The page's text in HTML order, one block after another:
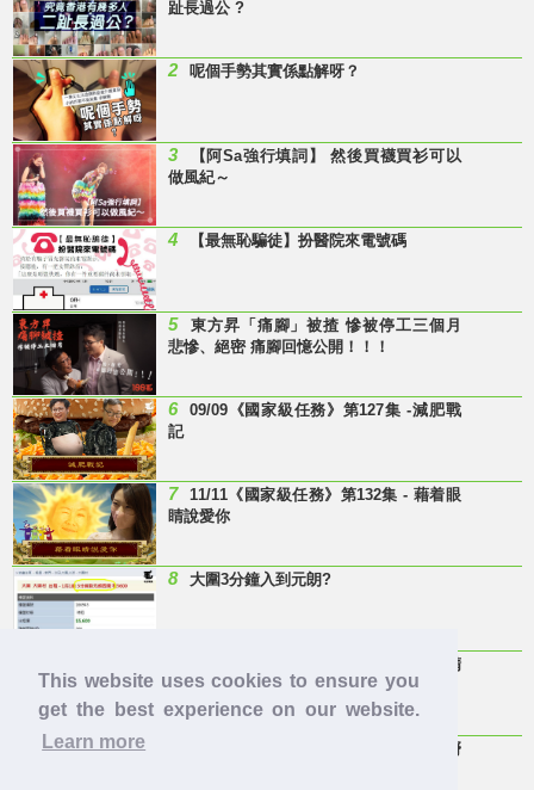
This website uses cookies to ensure you
get the best experience on our website.
Learn more
趾長過公 ?
2 呢個手勢其實係點解呀？
3
【阿Sa強行填詞】 然後買襪買衫可以
做風紀～
4 【最無恥騙徒】扮醫院來電號碼
5
東方昇「痛腳」被揸 慘被停工三個月
悲慘、絕密 痛腳回憶公開！！！
6
09/09《國家級任務》第127集 -減肥戰
記
7
11/11《國家級任務》第132集 - 藉着眼
睛說愛你
8 大圍3分鐘入到元朗?
Last Minute 迎接Baby雞精班！滴雞精
邊隻好？
【童年回憶】 有冇人記得呢兩隻嘢